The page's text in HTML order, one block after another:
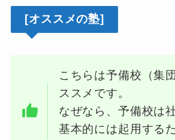
[オススメの塾]
こちらは予備校（集
ススメです。
なぜなら、予備校は
基本的には起用する